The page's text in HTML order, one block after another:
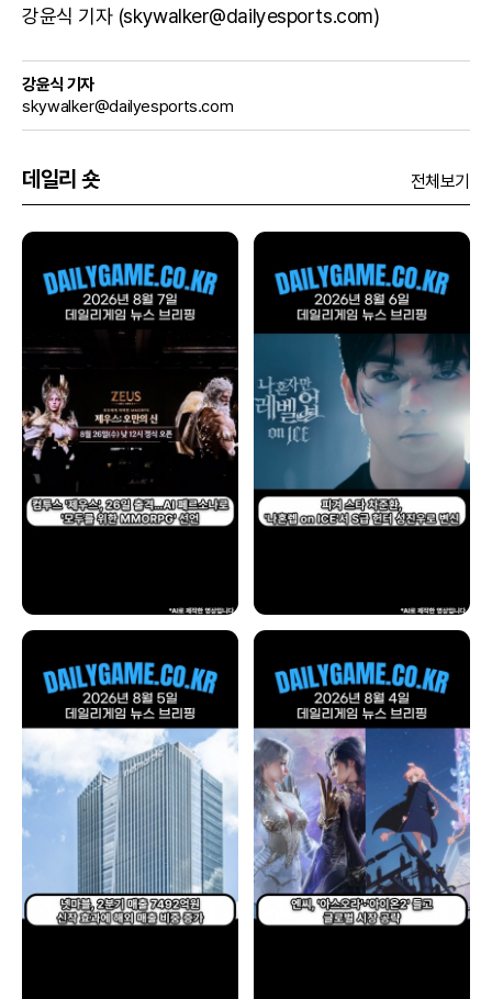
강윤식 기자 (skywalker@dailyesports.com)
강윤식 기자
skywalker@dailyesports.com
데일리 숏 전체보기